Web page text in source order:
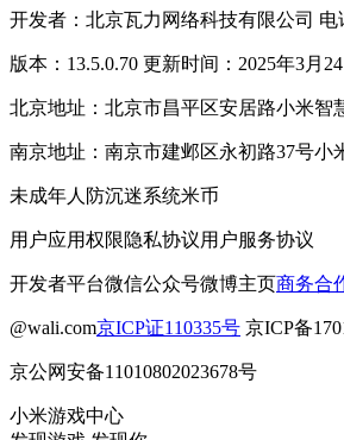
开发者：北京瓦力网络科技有限公司 电
版本：13.5.0.70 更新时间：2025年3月24
北京地址：北京市昌平区安居路小米智
南京地址：南京市建邺区永初路37号小
未成年人防沉迷系统米币
用户应用权限隐私协议用户服务协议
开发者平台微信公众号微博主页商务合
@wali.com京ICP证110335号 京ICP备
京公网安备11010802023678号
小米游戏中心